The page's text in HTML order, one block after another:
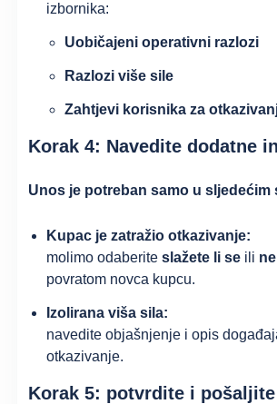
izbornika:
Uobičajeni operativni razlozi
Razlozi više sile
Zahtjevi korisnika za
Korak 4: Navedite dodatne
Unos je potreban samo u sljedećim
Kupac je zatražio otkazivanje:
molimo odaberiteslažete li se ili
povratom novca kupcu.
Izolirana viša sila:
navedite objašnjenje i opis
otkazivanje.
Korak 5: potvrdite i pošaljite